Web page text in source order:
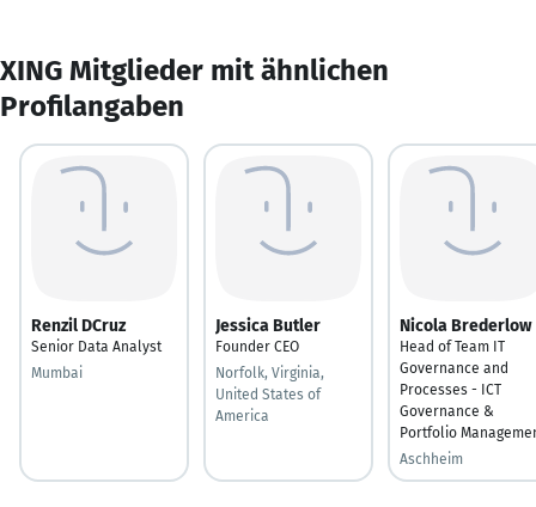
XING Mitglieder mit ähnlichen
Profilangaben
Renzil DCruz
Senior Data Analyst
Mumbai
Jessica Butler
Founder CEO
Norfolk, Virginia,
United States of
America
Nicola Brederlow
Head of Team IT
Governance and
Processes - ICT
Governance &
Portfolio
Aschheim